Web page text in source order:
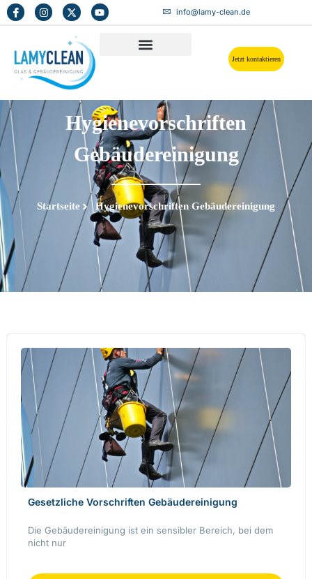
info@lamy-clean.de
Jetzt kontaktieren
Hygienevorschriften
Gebäudereinigung
Startseite Hygienevorschriften Gebäudereinigung
Gesetzliche Vorschriften Gebäudereinigung
Die Gebäudereinigung ist ein sensibler Bereich, bei dem
nicht nur